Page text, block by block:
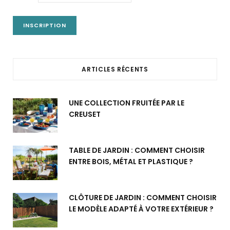
ARTICLES RÉCENTS
UNE COLLECTION FRUITÉE PAR LE
CREUSET
TABLE DE JARDIN : COMMENT CHOISIR
ENTRE BOIS, MÉTAL ET PLASTIQUE ?
CLÔTURE DE JARDIN : COMMENT CHOISIR
LE MODÈLE ADAPTÉ À VOTRE EXTÉRIEUR ?